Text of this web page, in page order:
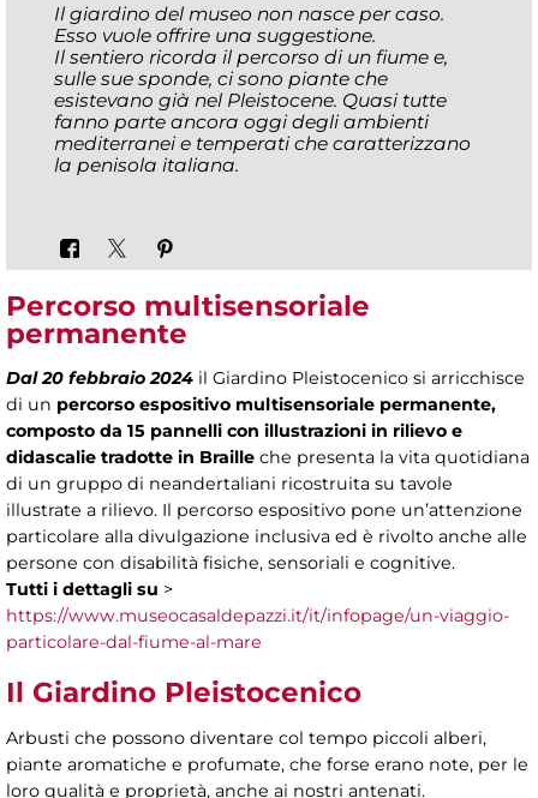
Il giardino del museo non nasce per caso.
Esso vuole offrire una suggestione.
Il sentiero ricorda il percorso di un fiume e,
sulle sue sponde, ci sono piante che
esistevano già nel Pleistocene. Quasi tutte
fanno parte ancora oggi degli ambienti
mediterranei e temperati che caratterizzano
la penisola italiana.
Percorso multisensoriale
permanente
Dal 20 febbraio 2024 il Giardino Pleistocenico si arricchisce
di un percorso espositivo multisensoriale permanente,
composto da 15 pannelli con illustrazioni in rilievo e
didascalie tradotte in Braille che presenta la vita quotidiana
di un gruppo di neandertaliani ricostruita su tavole
illustrate a rilievo. Il percorso espositivo pone un’attenzione
particolare alla divulgazione inclusiva ed è rivolto anche alle
persone con disabilità fisiche, sensoriali e cognitive.
Tutti i dettagli su >
https://www.museocasaldepazzi.it/it/infopage/un-viaggio-
particolare-dal-fiume-al-mare
Il Giardino Pleistocenico
Arbusti che possono diventare col tempo piccoli alberi,
piante aromatiche e profumate, che forse erano note, per le
loro qualità e proprietà, anche ai nostri antenati.